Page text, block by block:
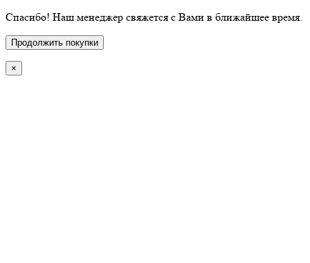
Спасибо! Наш менеджер свяжется с Вами в ближайшее время.
Продолжить покупки
×